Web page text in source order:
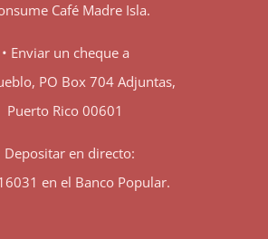
Café Madre Isla.
• Enviar un cheque a
PO Box 704 Adjuntas,
Puerto Rico 00601
Depositar en directo:
en el Banco Popular.